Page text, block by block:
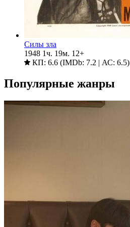
Силы зла
1948 1ч. 19м. 12+
КП: 6.6 (IMDb: 7.2 | АС: 6.5)
Популярные жанры